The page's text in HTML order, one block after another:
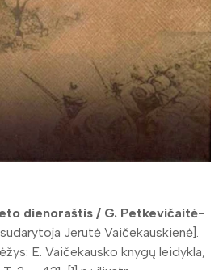
dienoraštis / G. Petkevičaitė-
Jerutė Vaičekauskienė].
E. Vaičekausko knygų leidykla,